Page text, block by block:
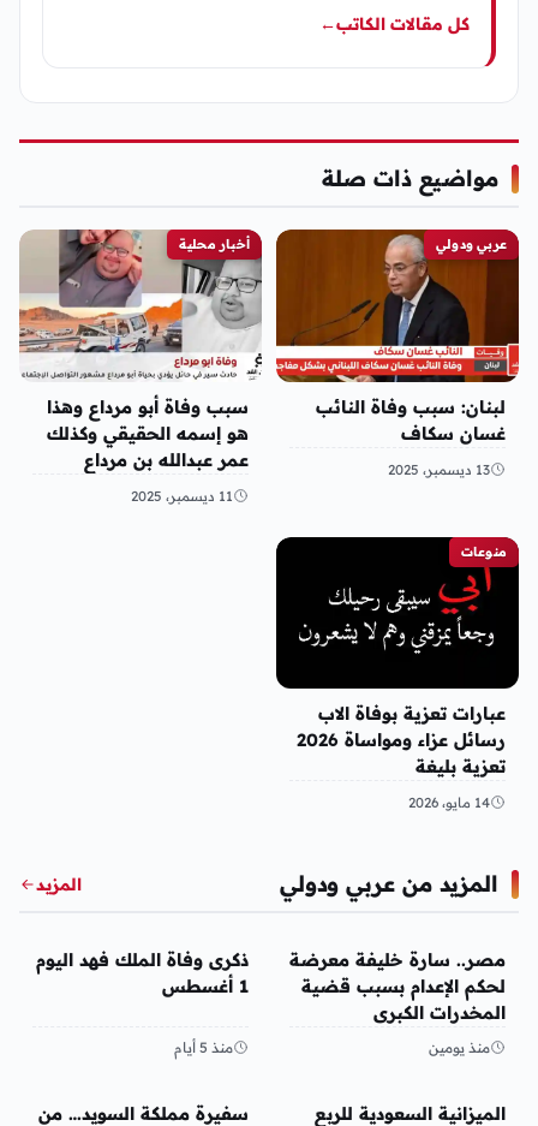
كل مقالات الكاتب←
مواضيع ذات صلة
عربي ودولي
لبنان: سبب وفاة النائب
غسان سكاف
13 ديسمبر، 2025
أخبار محلية
سبب وفاة أبو مرداع وهذا
هو إسمه الحقيقي وكذلك
عمر عبدالله بن مرداع
11 ديسمبر، 2025
منوعات
عبارات تعزية بوفاة الاب
رسائل عزاء ومواساة 2026
تعزية بليغة
14 مايو، 2026
المزيد من عربي ودولي المزيد
مصر.. سارة خليفة معرضة
لحكم الإعدام بسبب قضية
المخدرات الكبرى
منذ يومين
عربي ودولي
ذكرى وفاة الملك فهد اليوم
1 أغسطس
منذ 5 أيام
عربي ودولي
الميزانية السعودية للربع
عربي ودولي
سفيرة مملكة السويد… من